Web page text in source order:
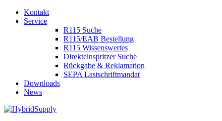
Kontakt
Service
R115 Suche
R115/EAB Bestellung
R115 Wissenswertes
Direkteinspritzer Suche
Rückgabe & Reklamation
SEPA Lastschriftmandat
Downloads
News